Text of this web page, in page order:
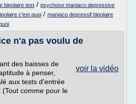
bipolaire test / psychose maniaco depressive
c'est quoi / maniaco depressif bipolaire
n'a pas voulu de
voir la vidéo
des baisses de
à penser,
aux tests d'entrée
comme pour le